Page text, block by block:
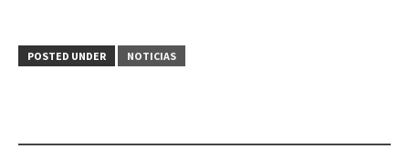
POSTED UNDER NOTICIAS